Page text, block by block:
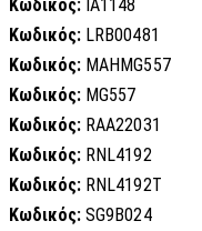
Κωδικός: IA1148
Κωδικός: LRB00481
Κωδικός: MAHMG557
Κωδικός: MG557
Κωδικός: RAA22031
Κωδικός: RNL4192
Κωδικός: RNL4192T
Κωδικός: SG9B024